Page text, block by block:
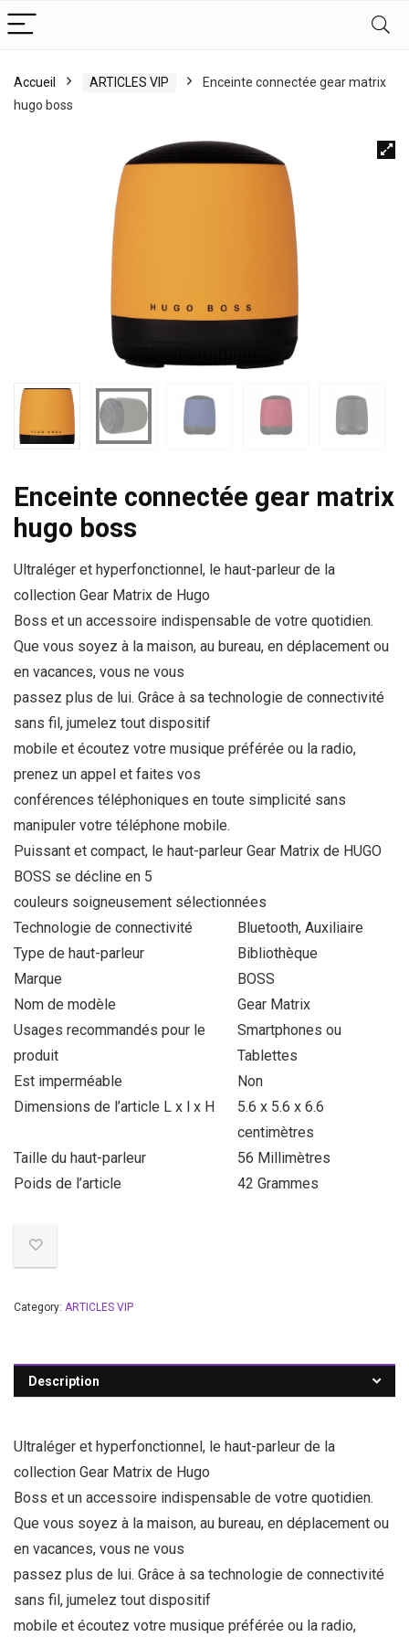
Accueil ARTICLES VIP
Enceinte connectée gear matrix
hugo boss
Enceinte connectée gear matrix
hugo boss
Ultraléger et hyperfonctionnel, le haut-parleur de la
collection Gear Matrix de Hugo
Boss et un accessoire indispensable de votre quotidien.
Que vous soyez à la maison, au bureau, en déplacement ou
en vacances, vous ne vous
passez plus de lui. Grâce à sa technologie de connectivité
sans fil, jumelez tout dispositif
mobile et écoutez votre musique préférée ou la radio,
prenez un appel et faites vos
conférences téléphoniques en toute simplicité sans
manipuler votre téléphone mobile.
Puissant et compact, le haut-parleur Gear Matrix de HUGO
BOSS se décline en 5
couleurs soigneusement sélectionnées
Technologie de connectivité
Bluetooth, Auxiliaire
Type de haut-parleur
Bibliothèque
Marque
BOSS
Nom de modèle
Gear Matrix
Usages recommandés pour le
produit
Smartphones ou
Tablettes
Est imperméable
Non
Dimensions de l’article L x l x H
5.6 x 5.6 x 6.6
centimètres
Taille du haut-parleur
56 Millimètres
Poids de l’article
42 Grammes
Category: ARTICLES VIP
Description
Ultraléger et hyperfonctionnel, le haut-parleur de la
collection Gear Matrix de Hugo
Boss et un accessoire indispensable de votre quotidien.
Que vous soyez à la maison, au bureau, en déplacement ou
en vacances, vous ne vous
passez plus de lui. Grâce à sa technologie de connectivité
sans fil, jumelez tout dispositif
mobile et écoutez votre musique préférée ou la radio,